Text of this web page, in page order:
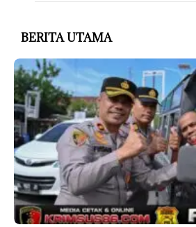
BERITA UTAMA